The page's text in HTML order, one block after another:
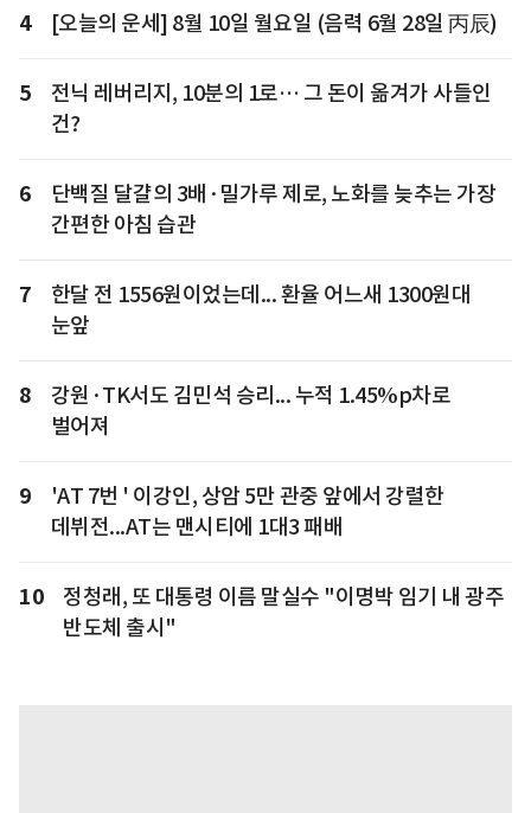
4 [오늘의 운세] 8월 10일 월요일 (음력 6월 28일 丙辰)
5
전닉 레버리지, 10분의 1로… 그 돈이 옮겨가 사들인
건?
6
단백질 달걀의 3배·밀가루 제로, 노화를 늦추는 가장
간편한 아침 습관
7
한달 전 1556원이었는데... 환율 어느새 1300원대
눈앞
8
강원·TK서도 김민석 승리... 누적 1.45%p차로
벌어져
9
'AT 7번 ' 이강인, 상암 5만 관중 앞에서 강렬한
데뷔전...AT는 맨시티에 1대3 패배
10
정청래, 또 대통령 이름 말실수 "이명박 임기 내 광주
반도체 출시"